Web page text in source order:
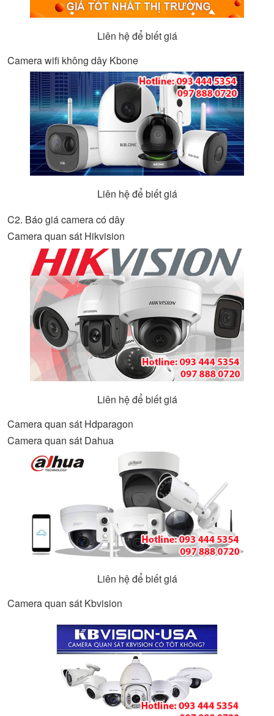
Liên hệ để biết giá
Camera wifi không dây Kbone
Liên hệ để biết giá
C2. Báo giá camera có dây
Camera quan sát Hikvision
Liên hệ để biết giá
Camera quan sát Hdparagon
Camera quan sát Dahua
Liên hệ để biết giá
Camera quan sát Kbvision